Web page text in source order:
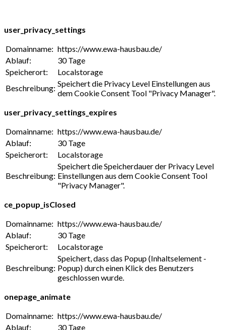
user_privacy_settings
Domainname: https://www.ewa-hausbau.de/
Ablauf:
30 Tage
Speicherort:
Localstorage
Beschreibung: Speichert die Privacy Level Einstellungen aus
dem Cookie Consent Tool "Privacy Manager".
user_privacy_settings_expires
Domainname: https://www.ewa-hausbau.de/
Ablauf:
30 Tage
Speicherort:
Localstorage
Beschreibung:
Speichert die Speicherdauer der Privacy Level
Einstellungen aus dem Cookie Consent Tool
"Privacy Manager".
ce_popup_isClosed
Domainname: https://www.ewa-hausbau.de/
Ablauf:
30 Tage
Speicherort:
Localstorage
Beschreibung:
Speichert, dass das Popup (Inhaltselement -
Popup) durch einen Klick des Benutzers
geschlossen wurde.
onepage_animate
Domainname: https://www.ewa-hausbau.de/
Ablauf:
30 Tage